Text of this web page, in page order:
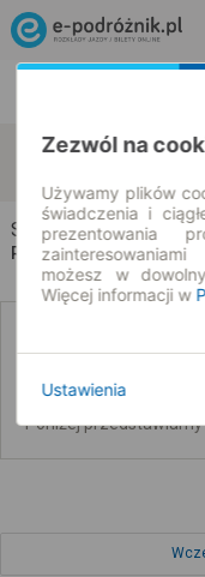
Sulmów Wola
Sulmów → Wola
Rozkład jazdy i bilety
Poniżej
Zezwól na
Używamy plików
świadczenia i
prezentowania
możesz w
Więcej informacji w
Ustawienia